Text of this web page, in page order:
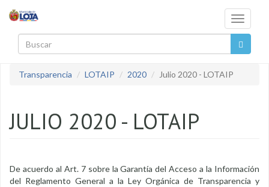
Toggle
Transparencia
LOTAIP 2020 Julio 2020 - LOTAIP
JULIO 2020 - LOTAIP
De acuerdo al Art. 7 sobre la Garantía del Acceso a la Información
del Reglamento General a la Ley Orgánica de Transparencia y